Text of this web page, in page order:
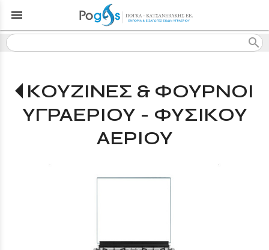
menu
search
ΚΟΥΖΙΝΕΣ & ΦΟΥΡΝΟΙ
ΥΓΡΑΕΡΙΟΥ - ΦΥΣΙΚΟΥ
ΑΕΡΙΟΥ